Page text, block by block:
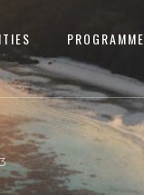
PROGRAMME